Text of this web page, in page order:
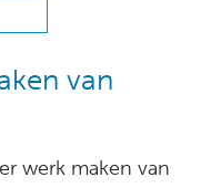
van
werk maken van